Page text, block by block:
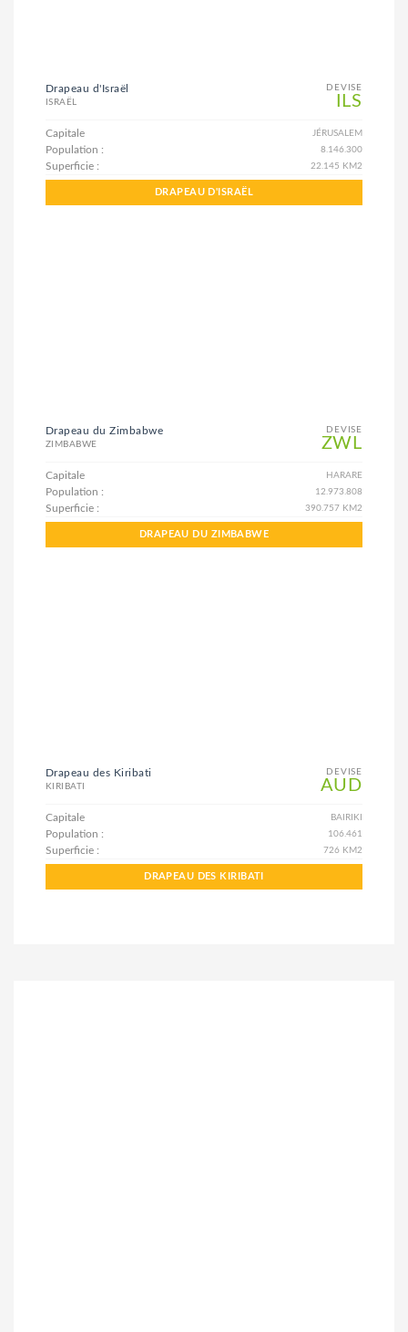
DEVISE
ILS
Drapeau d'Israël
ISRAËL
Capitale JÉRUSALEM
Population : 8.146.300
Superficie : 22.145 KM2
DRAPEAU D'ISRAËL
DEVISE
ZWL
Drapeau du Zimbabwe
ZIMBABWE
Capitale HARARE
Population : 12.973.808
Superficie : 390.757 KM2
DRAPEAU DU ZIMBABWE
DEVISE
AUD
Drapeau des Kiribati
KIRIBATI
Capitale BAIRIKI
Population : 106.461
Superficie : 726 KM2
DRAPEAU DES KIRIBATI